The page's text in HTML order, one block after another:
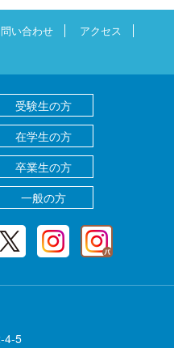
問い合わせ
アクセス
受験生の方
在学生の方
卒業生の方
一般の方
4-5